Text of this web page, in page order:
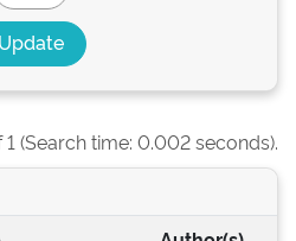
1 (Search time: 0.002 seconds).